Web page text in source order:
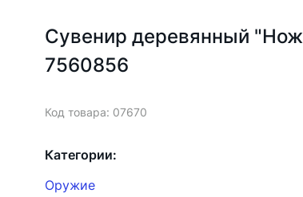
Сувенир деревянный
7560856
Код товара: 07670
Категории:
Оружие